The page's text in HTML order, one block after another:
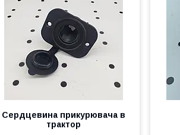
Сердцевина прикурювача в
трактор